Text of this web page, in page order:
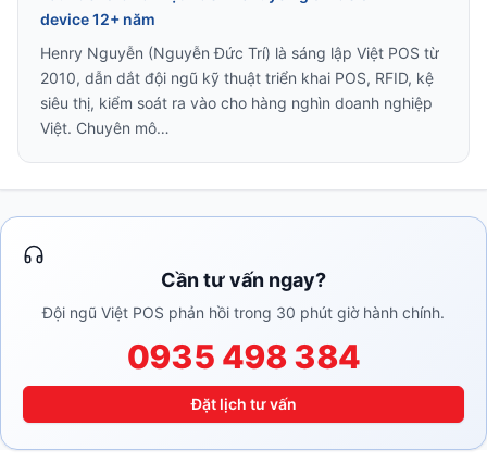
device 12+ năm
Henry Nguyễn (Nguyễn Đức Trí) là sáng lập Việt POS từ
2010, dẫn dắt đội ngũ kỹ thuật triển khai POS, RFID, kệ
siêu thị, kiểm soát ra vào cho hàng nghìn doanh nghiệp
Việt. Chuyên mô…
Cần tư vấn ngay?
Đội ngũ Việt POS phản hồi trong 30 phút giờ hành chính.
0935 498 384
Đặt lịch tư vấn